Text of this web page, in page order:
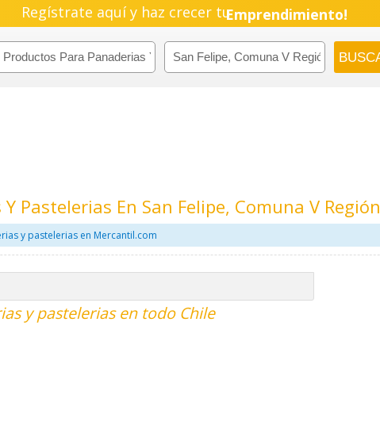
Regístrate aquí y haz crecer tuEmprendimiento!
Pastelerias En San Felipe, Comuna V Región
y pastelerias en Mercantil.com
y pastelerias en todo Chile